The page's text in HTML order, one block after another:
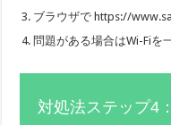
ブラウザで https://
問題がある場合はWi-Fiを
対処法ステップ4